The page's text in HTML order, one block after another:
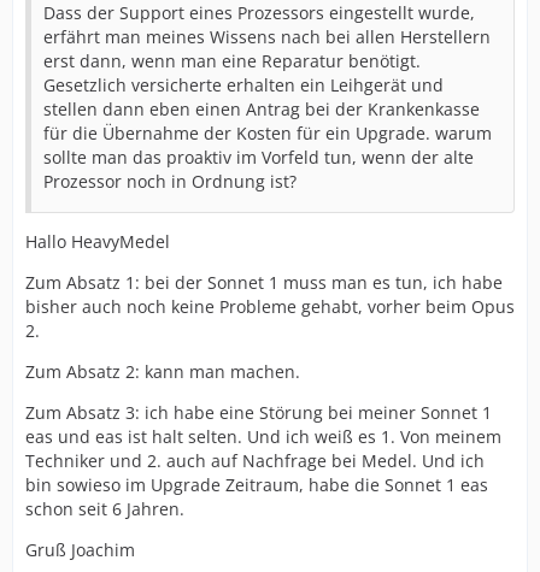
Dass der Support eines Prozessors eingestellt wurde,
erfährt man meines Wissens nach bei allen Herstellern
erst dann, wenn man eine Reparatur benötigt.
Gesetzlich versicherte erhalten ein Leihgerät und
stellen dann eben einen Antrag bei der Krankenkasse
für die Übernahme der Kosten für ein Upgrade. warum
sollte man das proaktiv im Vorfeld tun, wenn der alte
Prozessor noch in Ordnung ist?
Hallo HeavyMedel
Zum Absatz 1: bei der Sonnet 1 muss man es tun, ich habe
bisher auch noch keine Probleme gehabt, vorher beim Opus
2.
Zum Absatz 2: kann man machen.
Zum Absatz 3: ich habe eine Störung bei meiner Sonnet 1
eas und eas ist halt selten. Und ich weiß es 1. Von meinem
Techniker und 2. auch auf Nachfrage bei Medel. Und ich
bin sowieso im Upgrade Zeitraum, habe die Sonnet 1 eas
schon seit 6 Jahren.
Gruß Joachim